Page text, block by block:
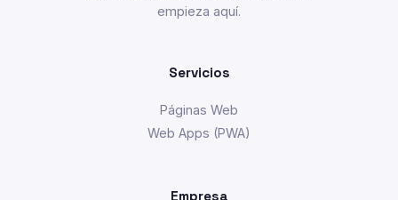
empieza aquí.
Servicios
Páginas Web
Web Apps (PWA)
Empresa